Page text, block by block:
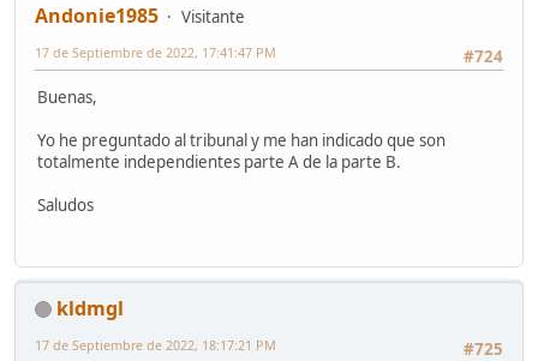
Andonie1985
Visitante
#724
17 de Septiembre de 2022, 17:41:47 PM
Buenas,
Yo he preguntado al tribunal y me han indicado que son
totalmente independientes parte A de la parte B.
Saludos
kldmgl
#725
17 de Septiembre de 2022, 18:17:21 PM